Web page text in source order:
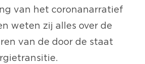
van het coronanarratief
weten zij alles over de
van de door de staat